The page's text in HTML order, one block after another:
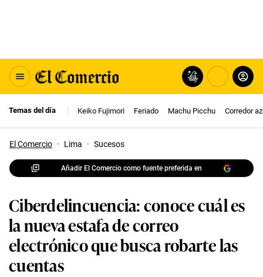
Temas del día Keiko Fujimori Feriado Machu Picchu Corredor
El Comercio · Lima · Sucesos
Añadir El Comercio como fuente preferida en
Ciberdelincuencia: conoce cuál es
la nueva estafa de correo
electrónico que busca robarte las
cuentas